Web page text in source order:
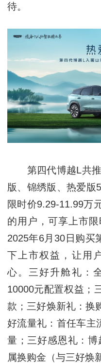
待。
第四代博越L共推
版、锦绣版、热爱版
限时价9.29-11.99万
的用户，可享上市
2025年6月30日购买
下上市权益，让用
心。三好升舱礼：
10000元配置权益；
款；三好焕新礼：换
好流量礼：首任车主
量；三好感恩礼：
属换购金（与三好焕